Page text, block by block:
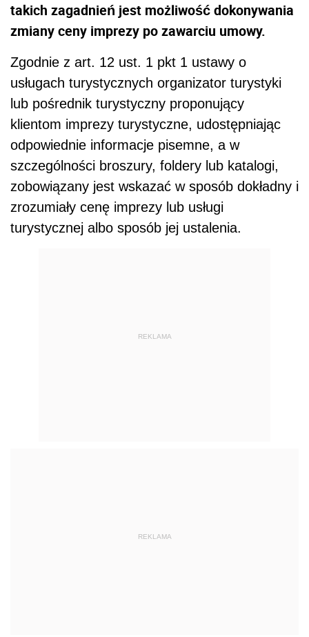
takich zagadnień jest możliwość dokonywania
zmiany ceny imprezy po zawarciu umowy.
Zgodnie z art. 12 ust. 1 pkt 1 ustawy o
usługach turystycznych organizator turystyki
lub pośrednik turystyczny proponujący
klientom imprezy turystyczne, udostępniając
odpowiednie informacje pisemne, a w
szczególności broszury, foldery lub katalogi,
zobowiązany jest wskazać w sposób dokładny i
zrozumiały cenę imprezy lub usługi
turystycznej albo sposób jej ustalenia.
REKLAMA
REKLAMA